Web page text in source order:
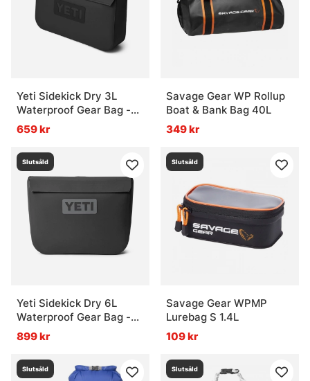
Yeti Sidekick Dry 3L
Waterproof Gear Bag -
Black
659 kr
Savage Gear WP Rollup
Boat & Bank Bag 40L
349 kr
Slutsåld
Yeti Sidekick Dry 6L
Waterproof Gear Bag -
Charcoal
899 kr
Slutsåld
Savage Gear WPMP
Lurebag S 1.4L
109 kr
Slutsåld Slutsåld